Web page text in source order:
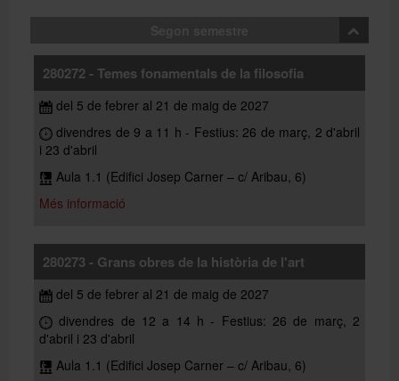
280272 - Temes fonamentals de la filosofia
del 5 de febrer al 21 de maig de 2027
divendres de 9 a 11 h - Festius: 26 de març, 2 d'abril
i 23 d'abril
Aula 1.1 (Edifici Josep Carner – c/ Aribau, 6)
Més informació
280273 - Grans obres de la història de l'art
del 5 de febrer al 21 de maig de 2027
divendres de 12 a 14 h - Festius: 26 de març, 2
d'abril i 23 d'abril
Aula 1.1 (Edifici Josep Carner – c/ Aribau, 6)